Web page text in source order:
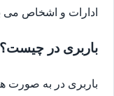
ادارات و اشخاص می
باربری در چیست؟
باربری در به